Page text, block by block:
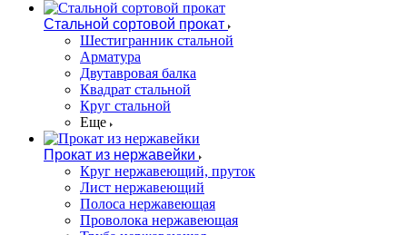
Стальной сортовой прокат
Шестигранник стальной
Арматура
Двутавровая балка
Квадрат стальной
Круг стальной
Еще
Прокат из нержавейки
Круг нержавеющий, пруток
Лист нержавеющий
Полоса нержавеющая
Проволока нержавеющая